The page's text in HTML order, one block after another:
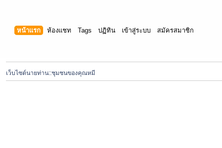
หน้าแรก ห้องแชท Tags ปฏิทิน เข้าสู่ระบบ สมัครสมาชิก
เว็บไซต์นายท่าน::ชุมชนของคุณหมี